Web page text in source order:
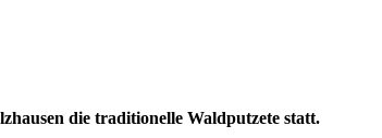
die traditionelle Waldputzete statt.